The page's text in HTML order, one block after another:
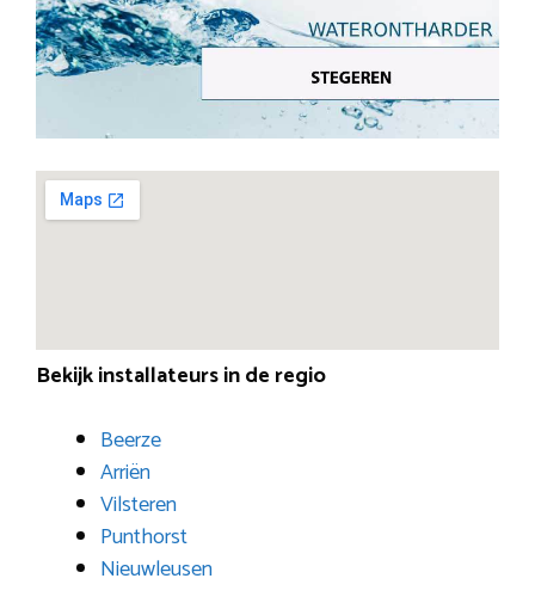
Bekijk installateurs in de regio
Beerze
Arriën
Vilsteren
Punthorst
Nieuwleusen